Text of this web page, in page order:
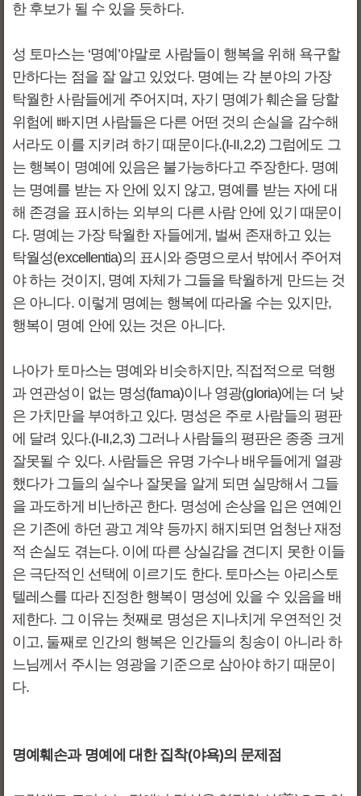
한 후보가 될 수 있을 듯하다.
성 토마스는 ‘명예’야말로 사람들이 행복을 위해 욕구할
만하다는 점을 잘 알고 있었다. 명예는 각 분야의 가장
탁월한 사람들에게 주어지며, 자기 명예가 훼손을 당할
위험에 빠지면 사람들은 다른 어떤 것의 손실을 감수해
서라도 이를 지키려 하기 때문이다.(I-II,2,2) 그럼에도 그
는 행복이 명예에 있음은 불가능하다고 주장한다. 명예
는 명예를 받는 자 안에 있지 않고, 명예를 받는 자에 대
해 존경을 표시하는 외부의 다른 사람 안에 있기 때문이
다. 명예는 가장 탁월한 자들에게, 벌써 존재하고 있는
탁월성(excellentia)의 표시와 증명으로서 밖에서 주어져
야 하는 것이지, 명예 자체가 그들을 탁월하게 만드는 것
은 아니다. 이렇게 명예는 행복에 따라올 수는 있지만,
행복이 명예 안에 있는 것은 아니다.
나아가 토마스는 명예와 비슷하지만, 직접적으로 덕행
과 연관성이 없는 명성(fama)이나 영광(gloria)에는 더 낮
은 가치만을 부여하고 있다. 명성은 주로 사람들의 평판
에 달려 있다.(I-II,2,3) 그러나 사람들의 평판은 종종 크게
잘못될 수 있다. 사람들은 유명 가수나 배우들에게 열광
했다가 그들의 실수나 잘못을 알게 되면 실망해서 그들
을 과도하게 비난하곤 한다. 명성에 손상을 입은 연예인
은 기존에 하던 광고 계약 등까지 해지되면 엄청난 재정
적 손실도 겪는다. 이에 따른 상실감을 견디지 못한 이들
은 극단적인 선택에 이르기도 한다. 토마스는 아리스토
텔레스를 따라 진정한 행복이 명성에 있을 수 있음을 배
제한다. 그 이유는 첫째로 명성은 지나치게 우연적인 것
이고, 둘째로 인간의 행복은 인간들의 칭송이 아니라 하
느님께서 주시는 영광을 기준으로 삼아야 하기 때문이
다.
명예훼손과 명예에 대한 집착(야욕)의 문제점